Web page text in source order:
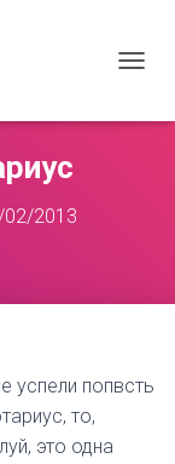
Р
Ь
В
02/2013
успели попвсть
то,
это одна